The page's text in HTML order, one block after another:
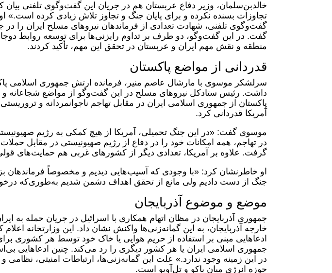
خالد‌بن‌سلمان، وزیر دفاع عربستان هم در جریان این گفت‌وگوی تلفنی
تجاوزات بسنده نکرده و برای پایان جنگ و تجاوز تلاش زیادی کرده است.»
گفت‌وگوی تلفنی، شهادت تعدادی از فرماندهان نیروهای مسلح ایران را در
گفت. در این گفت‌وگو، دو طرف بر تداوم رایزنی‌ها برای توسعه روابط
منطقه و نقش مهم ایران و عربستان در تحقق این مهم، تأکید کردند.
قدردانی از مواضع پاکستان
سرلشکر موسوی با مارشال عاصم منیر، فرمانده ارتش جمهوری اسلامی
داشت. رئیس ستادکل نیروهای مسلح در این گفت‌وگو از مواضع شجاعانه
پاکستان از جمهوری اسلامی ایران در مقابل تهاجم ناجوانمردانه و
آمریکا قدردانی کرد.
موسوی گفت: «در این جنگ تحمیلی، آمریکا از هیچ کمکی به رژیم
در تهاجم، همه امکانات خود را در دفاع از رژیم صهیونیستی در مقابل
گرفت. علاوه بر آمریکا، تعدادی دیگر از کشورهای غربی هم حمایت‌های
او خاطرنشان کرد: «با وجودی که آسیب‌هایی دیدیم و مخصوصاً فرماندهان
جنگ از دست دادیم ولی مانع از تحقق اهداف دشمن شدیم به‌طوری‌که
موضع و موضوع آذربایجان
جمهوری آذربایجان در مظان اتهام همکاری با اسرائیل در جریان حمله به
خارجه آذربایجان، به این گمانه‌زنی‌ها واکنش نشان داد. این وزارتخانه
ادعاهایی مبنی بر استفاده از حریم هوایی یا خاک خود توسط هر کشوری
جمهوری اسلامی ایران یا هر کشور دیگری را رد می‌کند. چنین ادعاهایی
در این زمینه وجود ندارد.» علت این گمانه‌زنی‌ها، ارتباطات امنیتی،
حوزه انرژی میان باکو و تل‌آویو است.